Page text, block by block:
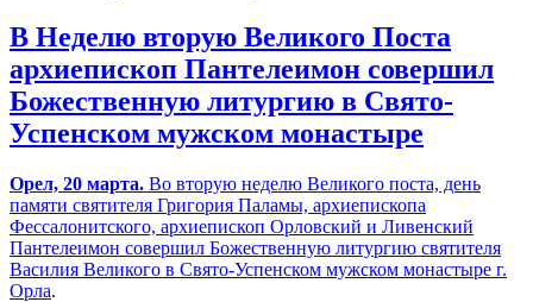
В Неделю вторую Великого Поста
архиепископ Пантелеимон совершил
Божественную литургию в Свято-
Успенском мужском монастыре
Орел, 20 марта. Во вторую неделю Великого поста, день
памяти святителя Григория Паламы, архиепископа
Фессалонитского, архиепископ Орловский и Ливенский
Пантелеимон совершил Божественную литургию святителя
Василия Великого в Свято-Успенском мужском монастыре г.
Орла.